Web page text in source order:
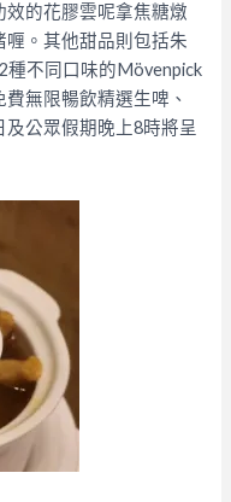
的花膠雲呢拿焦糖燉
。其他甜品則包括朱
種不同口味的Mövenpick
無限暢飲精選生啤、
公眾假期晚上8時將呈